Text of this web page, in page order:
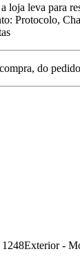
loja leva para
Protocolo,
do
Exterior -